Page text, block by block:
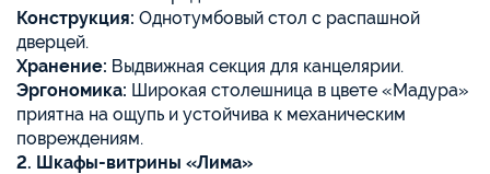
Конструкция: Однотумбовый стол с распашной
дверцей.
Хранение: Выдвижная секция для канцелярии.
Эргономика: Широкая столешница в цвете «Мадура»
приятна на ощупь и устойчива к механическим
повреждениям.
2. Шкафы-витрины «Лима»